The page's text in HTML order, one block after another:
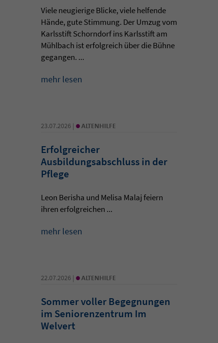
Viele neugierige Blicke, viele helfende
Hände, gute Stimmung. Der Umzug vom
Karlsstift Schorndorf ins Karlsstift am
Mühlbach ist erfolgreich über die Bühne
gegangen. ...
mehr lesen
23.07.2026 | • ALTENHILFE
Erfolgreicher
Ausbildungsabschluss in der
Pflege
Leon Berisha und Melisa Malaj feiern
ihren erfolgreichen ...
mehr lesen
22.07.2026 | • ALTENHILFE
Sommer voller Begegnungen
im Seniorenzentrum Im
Welvert